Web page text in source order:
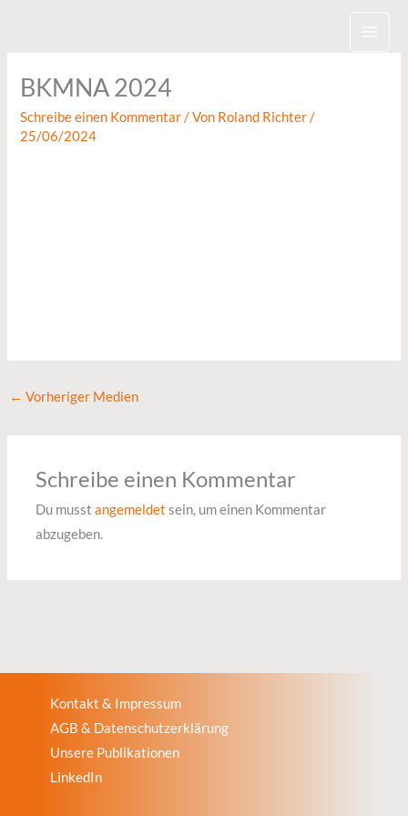
BKMNA 2024
Schreibe einen Kommentar / Von Roland Richter/
25/06/2024
← Vorheriger Medien
Schreibe einen Kommentar
Du musstangemeldet sein, um einen Kommentar
abzugeben.
Kontakt & Impressum
AGB & Datenschutzerklärung
Unsere Publikationen
LinkedIn